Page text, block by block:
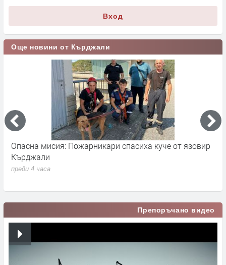
Вход
Още новини от Кърджали
Опасна мисия: Пожарникари спасиха куче от язовир
Кърджали
преди 4 часа
Препоръчано видео